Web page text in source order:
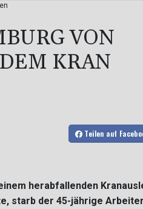
VON
KRAN
Teilen auf
herabfallenden
starb der 45-jährige